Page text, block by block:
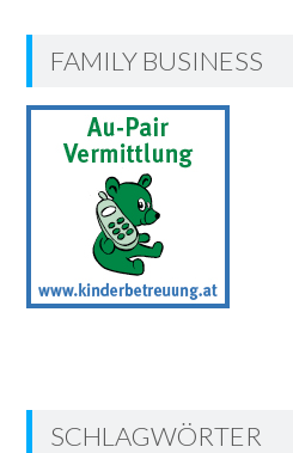
FAMILY BUSINESS
SCHLAGWÖRTER